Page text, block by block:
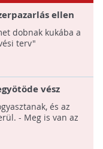
ellen
dobnak kukába a
terv"
vész
dobás miattés az
- Meg is van az